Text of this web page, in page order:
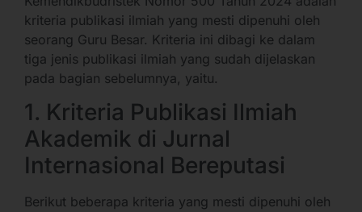
kriteria publikasi ilmiah yang mesti dipenuhi oleh
seorang Guru Besar. Kriteria ini dibagi ke dalam
tiga jenis publikasi ilmiah yang sudah dijelaskan
pada bagian sebelumnya, yaitu.
1. Kriteria Publikasi Ilmiah
Akademik di Jurnal
Internasional Bereputasi
Berikut beberapa kriteria yang mesti dipenuhi oleh